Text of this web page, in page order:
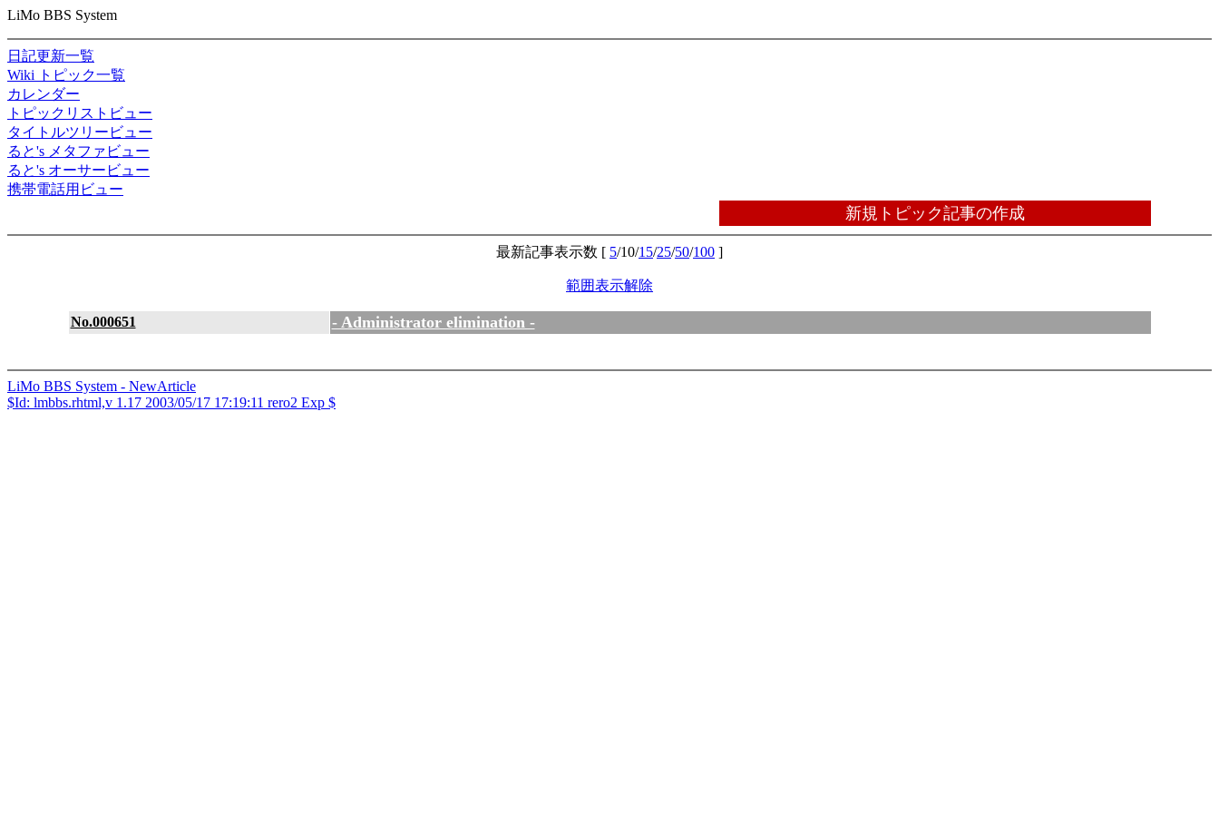
LiMo BBS System
日記更新一覧
Wiki トピック一覧
カレンダー
トピックリストビュー
タイトルツリービュー
ると's メタファビュー
ると's オーサービュー
携帯電話用ビュー
新規トピック記事の作成
最新記事表示数 [ 5/10/15/25/50/100 ]
範囲表示解除
No.000651 - Administrator elimination -
LiMo BBS System - NewArticle
$Id: lmbbs.rhtml,v 1.17 2003/05/17 17:19:11 rero2 Exp $